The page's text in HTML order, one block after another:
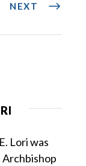
NEXT
Lori was